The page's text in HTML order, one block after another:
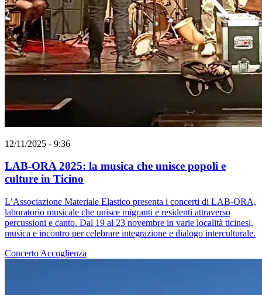
12/11/2025 - 9:36
LAB-ORA 2025: la musica che unisce popoli e
culture in Ticino
L’Associazione Materiale Elastico presenta i concerti di LAB-ORA,
laboratorio musicale che unisce migranti e residenti attraverso
percussioni e canto. Dal 19 al 23 novembre in varie località ticinesi,
musica e incontro per celebrare integrazione e dialogo interculturale.
Concerto Accoglienza